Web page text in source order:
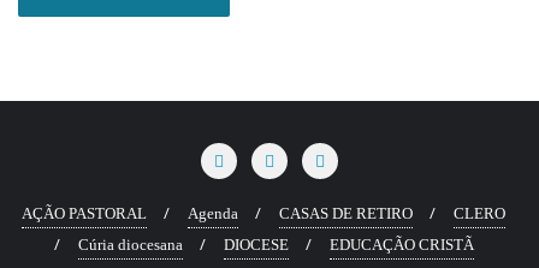
AÇÃO PASTORAL Agenda CASAS DE RETIRO
CLERO
Cúria diocesana
DIOCESE
EDUCAÇÃO CRISTÃ